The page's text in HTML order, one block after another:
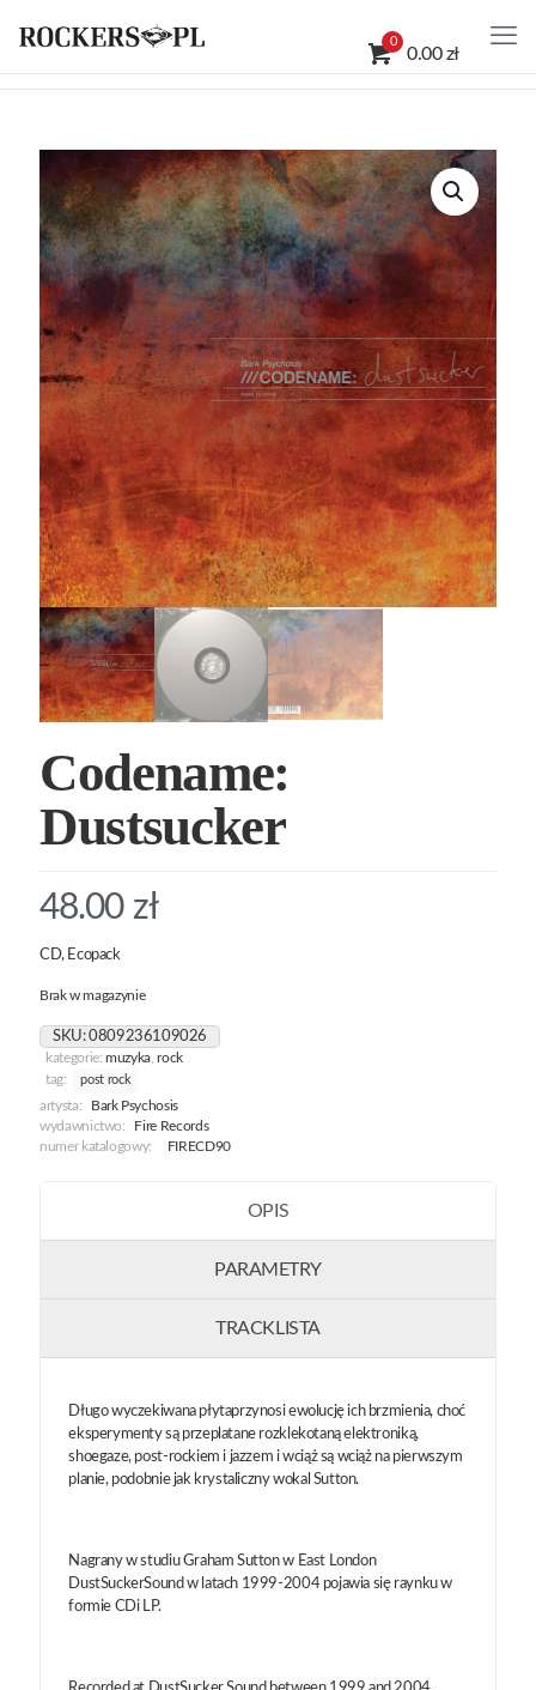
0
0.00 zł
Codename:
Dustsucker
48.00 zł
CD, Ecopack
Brak w magazynie
SKU:0809236109026
kategorie:muzyka ,rock
tag:
post rock
artysta:
Bark Psychosis
wydawnictwo:
Fire Records
numer katalogowy:
FIRECD90
OPIS
PARAMETRY
TRACKLISTA
Długo wyczekiwana płytaprzynosi ewolucję ich brzmienia, choć
eksperymenty są przeplatane rozklekotaną elektroniką,
shoegaze, post-rockiem i jazzem i wciąż są wciąż na pierwszym
planie, podobnie jak krystaliczny wokal Sutton.
Nagrany w studiu Graham Sutton w East London
DustSuckerSound w latach 1999-2004 pojawia się raynku w
formie CDi LP.